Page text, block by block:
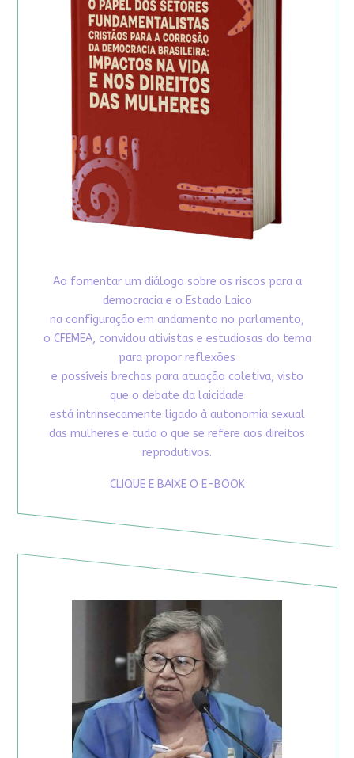
Ao fomentar um diálogo sobre os riscos para a
democracia e o Estado Laico
na configuração em andamento no parlamento,
o CFEMEA, convidou ativistas e estudiosas do tema
para propor reflexões
e possíveis brechas para atuação coletiva, visto
que o debate da laicidade
está intrinsecamente ligado à autonomia sexual
das mulheres e tudo o que se refere aos direitos
reprodutivos.
CLIQUE E BAIXE O E-BOOK